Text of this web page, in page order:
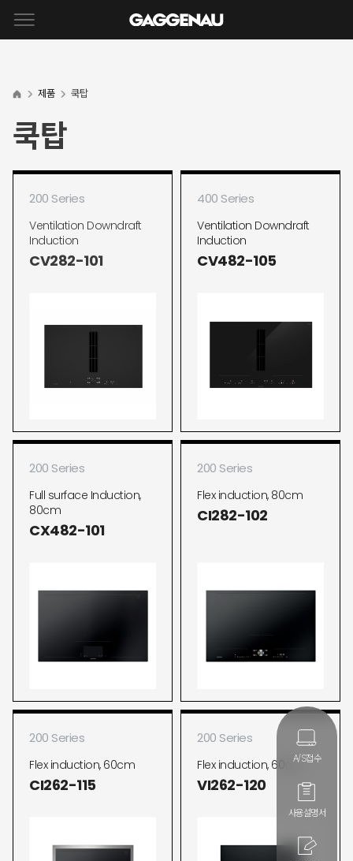
제품 쿡탑
쿡탑
200 Series
Ventilation Downdraft
Induction
CV282-101
400 Series
Ventilation Downdraft
Induction
CV482-105
200 Series
Full surface Induction,
80cm
CX482-101
200 Series
Flex induction, 80cm
CI282-102
200 Series
Flex induction, 60cm
CI262-115
200 Series
Flex induction, 60cm
VI262-120
A/S접수
사용설명서